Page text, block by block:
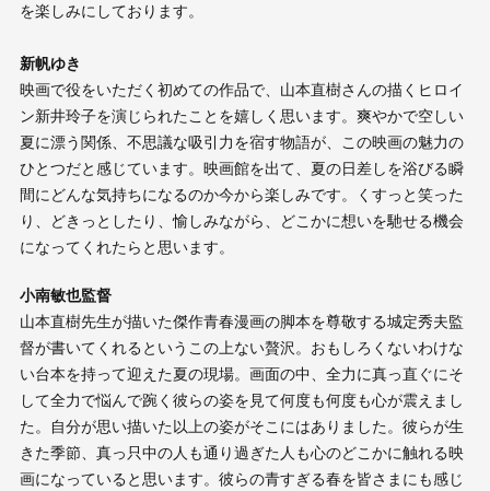
を楽しみにしております。
新帆ゆき
映画で役をいただく初めての作品で、山本直樹さんの描くヒロイ
ン新井玲子を演じられたことを嬉しく思います。爽やかで空しい
夏に漂う関係、不思議な吸引力を宿す物語が、この映画の魅力の
ひとつだと感じています。映画館を出て、夏の日差しを浴びる瞬
間にどんな気持ちになるのか今から楽しみです。くすっと笑った
り、どきっとしたり、愉しみながら、どこかに想いを馳せる機会
になってくれたらと思います。
小南敏也監督
山本直樹先生が描いた傑作青春漫画の脚本を尊敬する城定秀夫監
督が書いてくれるというこの上ない贅沢。おもしろくないわけな
い台本を持って迎えた夏の現場。画面の中、全力に真っ直ぐにそ
して全力で悩んで踠く彼らの姿を見て何度も何度も心が震えまし
た。自分が思い描いた以上の姿がそこにはありました。彼らが生
きた季節、真っ只中の人も通り過ぎた人も心のどこかに触れる映
画になっていると思います。彼らの青すぎる春を皆さまにも感じ